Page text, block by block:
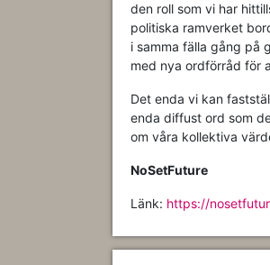
den roll som vi har
politiska ramverket
i samma fälla gång på
med nya ordförråd för
Det enda vi kan
enda diffust ord som
om våra kollektiva
NoSetFuture
Länk: https://